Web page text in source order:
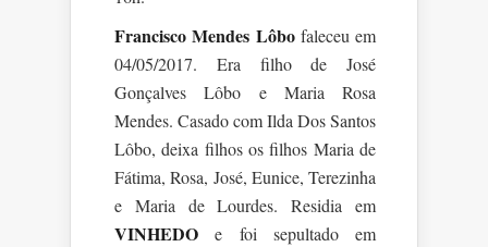
Francisco Mendes Lôbo faleceu em
04/05/2017. Era filho de José
Gonçalves Lôbo e Maria Rosa
Mendes. Casado com Ilda Dos Santos
Lôbo, deixa filhos os filhos Maria de
Fátima, Rosa, José, Eunice, Terezinha
e Maria de Lourdes. Residia em
VINHEDO e foi sepultado em